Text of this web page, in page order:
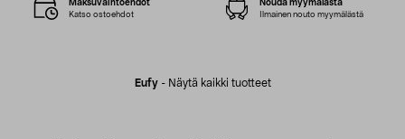
Eufy- Näytä kaikki tuotteet
Maksuvaihtoehdot
Katso ostoehdot
Nouda myymälästä
Ilmainen nouto myymälästä